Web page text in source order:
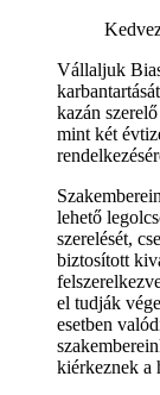
Vállaljuk
kazán
mint két
lehető
szerelését,
biztosított
el tudják
esetben
kiérkeznek a